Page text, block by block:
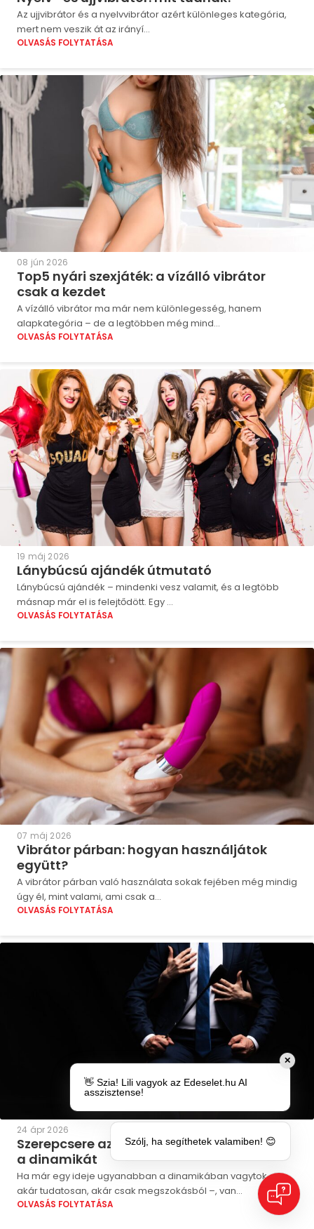
Az ujjvibrátor és a nyelvvibrátor azért különleges kategória,
mert nem veszik át az irányí...
OLVASÁS FOLYTATÁSA
08 jún 2026
Top5 nyári szexjáték: a vízálló vibrátor
csak a kezdet
A vízálló vibrátor ma már nem különlegesség, hanem
alapkategória – de a legtöbben még mind...
OLVASÁS FOLYTATÁSA
19 máj 2026
Lánybúcsú ajándék útmutató
Lánybúcsú ajándék – mindenki vesz valamit, és a legtöbb
másnap már el is felejtődött. Egy ...
OLVASÁS FOLYTATÁSA
07 máj 2026
Vibrátor párban: hogyan használjátok
együtt?
A vibrátor párban való használata sokak fejében még mindig
úgy él, mint valami, ami csak a...
OLVASÁS FOLYTATÁSA
24 ápr 2026
Szerepcsere az ágyban – fordítsátok meg
a dinamikát
Ha már egy ideje ugyanabban a dinamikában vagytok –
akár tudatosan, akár csak megszokásból –, van...
OLVASÁS FOLYTATÁSA
✕
👋 Szia! Lili vagyok az Edeselet.hu AI
asszisztense!
Szólj, ha segíthetek valamiben! 😊